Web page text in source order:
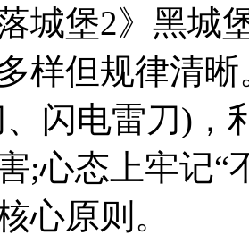
城堡2》黑城
样但规律清
闪电雷刀)，
;心态上牢记“
心原则。